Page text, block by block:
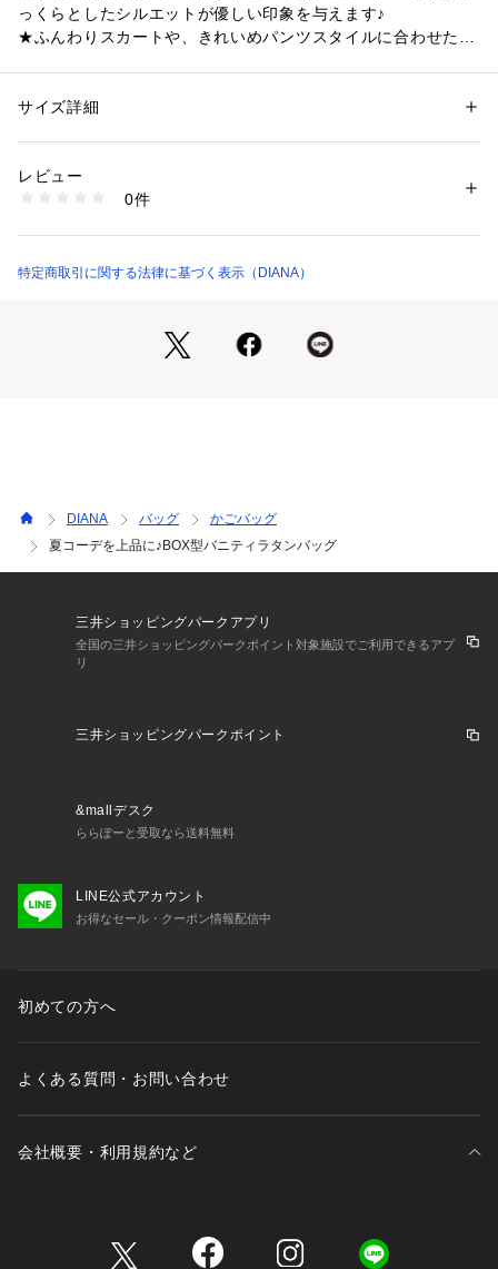
っくらとしたシルエットが優しい印象を与えます♪
★ふんわりスカートや、きれいめパンツスタイルに合わせたい
■ポケット：内部にファスナーつきポケット×１、オープンポケ
ット×２。外部前面にファスナーポケット×１。開口部ファスナ
■底鋲：取り外し可能なショルダーストラップが付いた２WAY
■サイズ：幅290mm/高さ160mm/マチ150mm/持ち手90mm
劣化を早める可能性があります。
性別：レディース
素材：合成皮革
商品番号：
SH5141 （ショップ）
サイズ詳細
レビュー
0件
特定商取引に関する法律に基づく表示（DIANA）
DIANA バッグ
かごバッグ
夏コーデを上品に♪BOX型バニティラタンバッグ
三井ショッピングパークアプリ
全国の三井ショッピングパークポイント対象施設でご利用できるアプ
リ
三井ショッピングパークポイント
&mallデスク
ららぽーと受取なら送料無料
LINE公式アカウント
お得なセール・クーポン情報配信中
初めての方へ
よくある質問・お問い合わせ
会社概要・利用規約など